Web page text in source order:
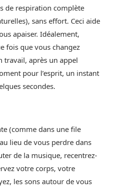
de respiration complète
sans effort. Ceci aide
apaiser. Idéalement,
fois que vous changez
travail, après un appel
pour l’esprit, un instant
secondes.
(comme dans une file
lieu de vous perdre dans
de la musique, recentrez-
votre corps, votre
les sons autour de vous